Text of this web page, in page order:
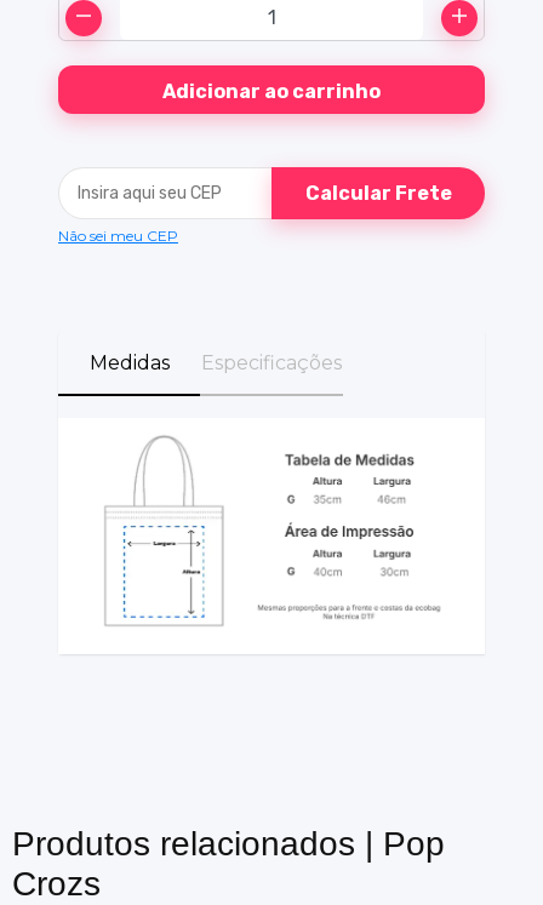
Calcular Frete
Não sei meu CEP
Medidas Especificações
Produtos relacionados | Pop
Crozs